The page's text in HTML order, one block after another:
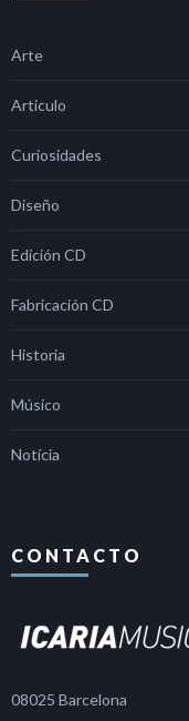
Arte
Articulo
Curiosidades
Diseño
Edición CD
Fabricación CD
Historia
Músico
Notícia
CONTACTO
08025 Barcelona